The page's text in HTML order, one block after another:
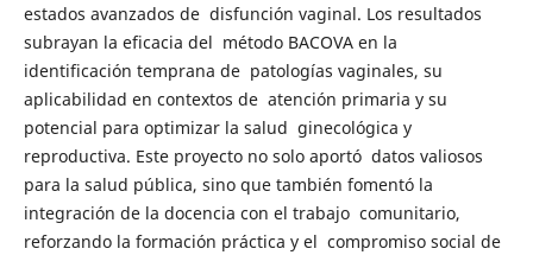
estados avanzados de disfunción vaginal. Los resultados
subrayan la eficacia del método BACOVA en la
identificación temprana de patologías vaginales, su
aplicabilidad en contextos de atención primaria y su
potencial para optimizar la salud ginecológica y
reproductiva. Este proyecto no solo aportó datos valiosos
para la salud pública, sino que también fomentó la
integración de la docencia con el trabajo comunitario,
reforzando la formación práctica y el compromiso social de